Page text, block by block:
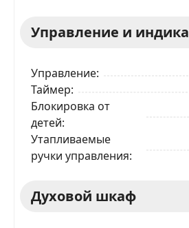
Управление и
Управление
Таймер
Блокировка от
детей
Утапливаемые
ручки управления
Духовой шкаф